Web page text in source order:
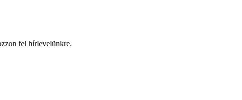
fel hírlevelünkre.